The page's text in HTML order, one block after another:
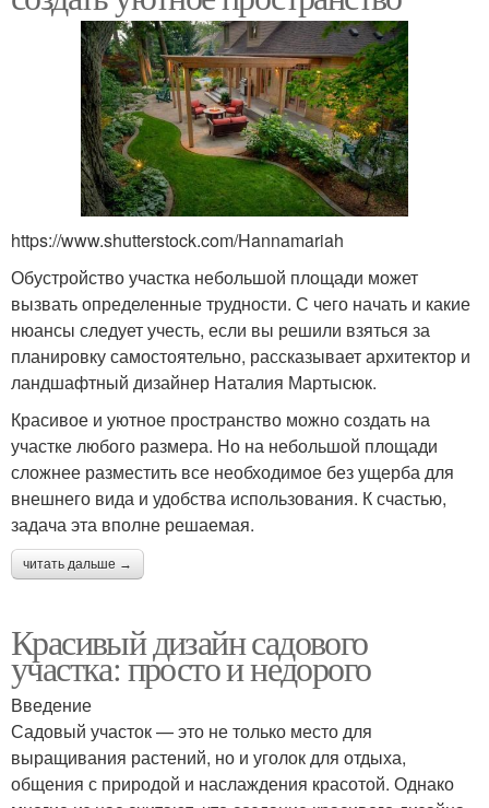
https://www.shutterstock.com/Hannamariah
Обустройство участка небольшой площади может
вызвать определенные трудности. С чего начать и какие
нюансы следует учесть, если вы решили взяться за
планировку самостоятельно, рассказывает архитектор и
ландшафтный дизайнер Наталия Мартысюк.
Красивое и уютное пространство можно создать на
участке любого размера. Но на небольшой площади
сложнее разместить все необходимое без ущерба для
внешнего вида и удобства использования. К счастью,
задача эта вполне решаемая.
читать дальше →
Красивый дизайн садового
участка: просто и недорого
Введение
Садовый участок — это не только место для
выращивания растений, но и уголок для отдыха,
общения с природой и наслаждения красотой. Однако